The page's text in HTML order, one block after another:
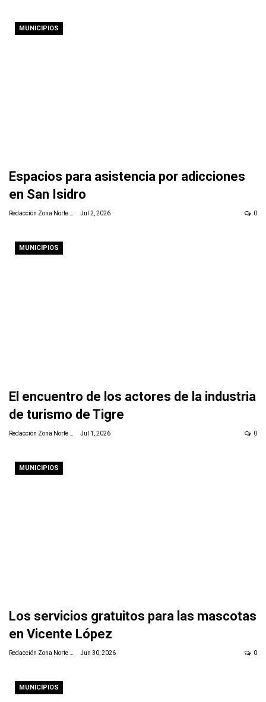
MUNICIPIOS
Espacios para asistencia por adicciones
en San Isidro
Redacción Zona Norte Daily Jul 2, 2026 0
MUNICIPIOS
El encuentro de los actores de la industria
de turismo de Tigre
Jul 1, 2026 0
MUNICIPIOS
Los servicios gratuitos para las mascotas
en Vicente López
Jun 30, 2026 0
MUNICIPIOS